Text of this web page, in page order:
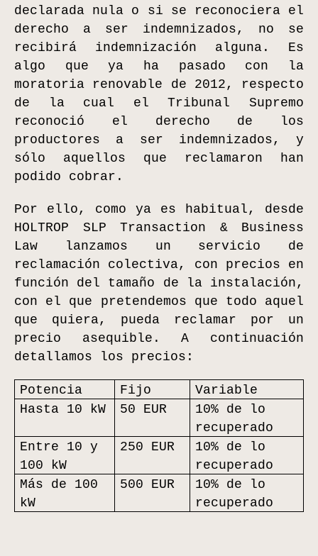
declarada nula o si se reconociera el
derecho a ser indemnizados, no se
recibirá indemnización alguna. Es
algo que ya ha pasado con la
moratoria renovable de 2012, respecto
de la cual el Tribunal Supremo
reconoció el derecho de los
productores a ser indemnizados, y
sólo aquellos que reclamaron han
podido cobrar.
Por ello, como ya es habitual, desde
HOLTROP SLP Transaction & Business
Law lanzamos un servicio de
reclamación colectiva, con precios en
función del tamaño de la instalación,
con el que pretendemos que todo aquel
que quiera, pueda reclamar por un
precio asequible. A continuación
detallamos los precios:
Potencia Fijo
Variable
Hasta 10 kW
50 EUR
10% de lo
recuperado
Entre 10 y
100 kW
250 EUR
10% de lo
recuperado
Más de 100
kW
500 EUR
10% de lo
recuperado